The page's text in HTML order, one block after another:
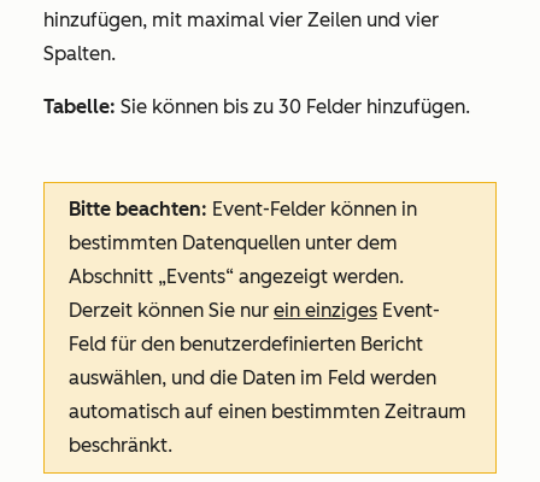
hinzufügen, mit maximal vier Zeilen und vier
Spalten.
Tabelle: Sie können bis zu 30 Felder hinzufügen.
Bitte beachten: Event-Felder können in
bestimmten Datenquellen unter dem
Abschnitt „Events“ angezeigt werden.
Derzeit können Sie nur ein einziges Event-
Feld für den benutzerdefinierten Bericht
auswählen, und die Daten im Feld werden
automatisch auf einen bestimmten Zeitraum
beschränkt.